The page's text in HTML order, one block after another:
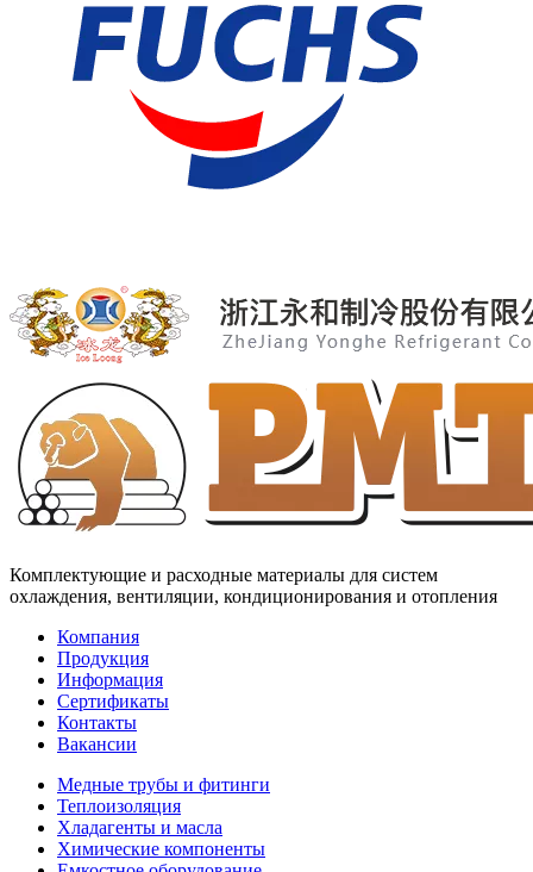
Комплектующие и расходные материалы для систем
охлаждения, вентиляции, кондиционирования и отопления
Компания
Продукция
Информация
Сертификаты
Контакты
Вакансии
Медные трубы и фитинги
Теплоизоляция
Хладагенты и масла
Химические компоненты